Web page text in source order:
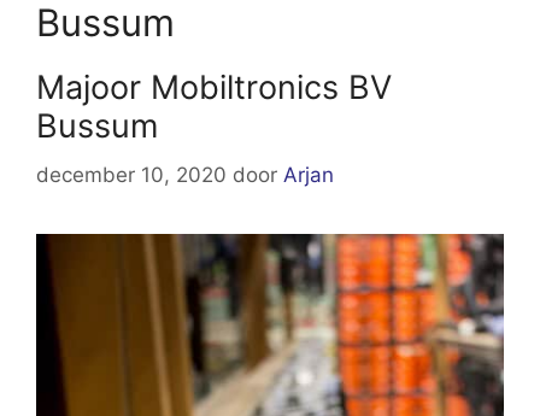
Bussum
Majoor Mobiltronics BV
Bussum
december 10, 2020 door Arjan